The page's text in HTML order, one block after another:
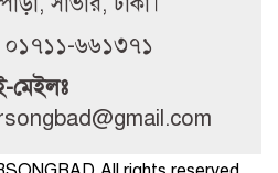
রিসার্চ সোসাইটির চলমান
বিদায় সংবর্ধনা ও নবকমিটি
০১৭১১-৬৬১৩৭১
মেইলঃ